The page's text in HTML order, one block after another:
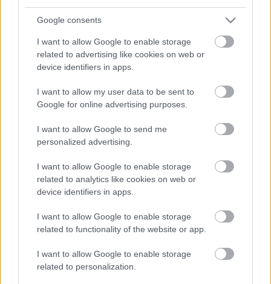
Google consents
I want to allow Google to enable storage
related to advertising like cookies on web or
device identifiers in apps.
I want to allow my user data to be sent to
Google for online advertising purposes.
I want to allow Google to send me
personalized advertising.
I want to allow Google to enable storage
related to analytics like cookies on web or
device identifiers in apps.
I want to allow Google to enable storage
related to functionality of the website or app.
I want to allow Google to enable storage
related to personalization.
ha csupán részmunkaidőben vezet. A szezon felénél
járva a második helyen áll a világbajnokságban, noha két
„Részmunkaidőben versenyez, és már elmúlt
negyvenéves. Ezzel együtt megmutatja, hogy ha megvan
benned a szenvedély, a győzni akarás és formában tartod
sebességedből. Még mindig nagyon gyors”
– dicsérte a
41 éves legendát Latvala, arra azonban nem tért ki, hogy
A világbajnokság következő futama a csütörtökön
kezdődő Észt Rally lesz, Ogier legközelebb a július 31. és
augusztus 3. közötti Finn Rallyn versenyez újra.